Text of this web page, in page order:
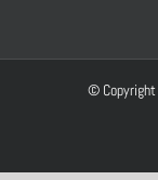
© Copyright